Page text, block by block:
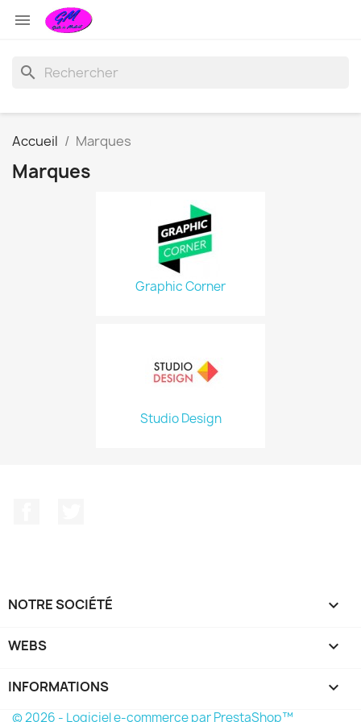

search
Accueil Marques
Marques
Graphic Corner
Studio Design
NOTRE SOCIÉTÉ 
WEBS 
INFORMATIONS keyboard_arrow_down
© 2026 - Logiciel e-commerce par PrestaShop™